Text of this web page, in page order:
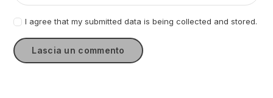
I agree that my submitted data is being collected and stored.